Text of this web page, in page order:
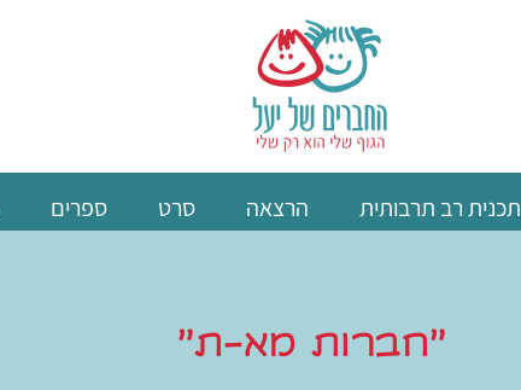
תכנית רב תרבותית הרצאה סרט ספרים
״חברות מא-ת״